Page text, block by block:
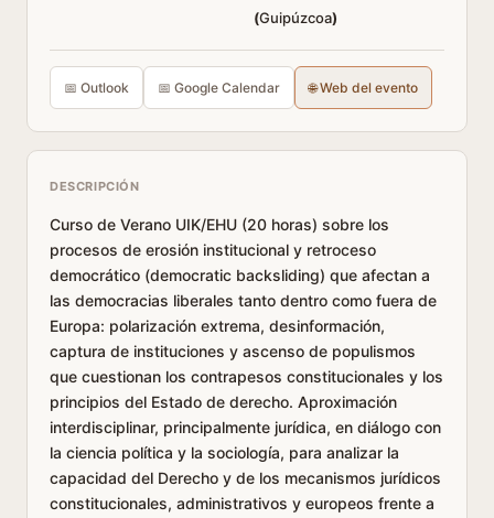
(Guipúzcoa)
📅 Outlook 📅 Google Calendar 🌐 Web del evento
DESCRIPCIÓN
Curso de Verano UIK/EHU (20 horas) sobre los
procesos de erosión institucional y retroceso
democrático (democratic backsliding) que afectan a
las democracias liberales tanto dentro como fuera de
Europa: polarización extrema, desinformación,
captura de instituciones y ascenso de populismos
que cuestionan los contrapesos constitucionales y los
principios del Estado de derecho. Aproximación
interdisciplinar, principalmente jurídica, en diálogo con
la ciencia política y la sociología, para analizar la
capacidad del Derecho y de los mecanismos jurídicos
constitucionales, administrativos y europeos frente a